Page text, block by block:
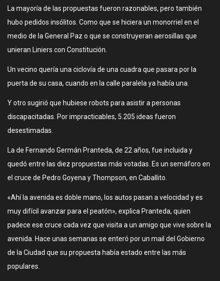
La mayoría de las propuestas fueron razonables, pero también
hubo pedidos insólitos. Como que se hiciera un monorriel en el
medio de la General Paz o que se construyeran aerosillas que
unieran Liniers con Constitución.
Un vecino quería una ciclovía de una cuadra que pasara por la
puerta de su casa, cuando en la calle paralela ya había una.
Y otro sugirió que hubiese robots para asistir a personas
discapacitadas. Por impracticables, 5.205 ideas fueron
desestimadas.
La de Fernando Germán Pranteda, de 22 años, fue incluida y
quedó entre las diez propuestas más votadas. Es un semáforo en
el cruce de Pedro Goyena y Thompson, en Caballito.
«Ahí la avenida es doble mano, los autos pasan a velocidad y es
muy difícil avanzar para el peatón», explica Pranteda, quien
padece ese cruce cada vez que visita a un amigo que vive sobre la
avenida. Hace unas semanas se enteró por un mail del Gobierno
de la Ciudad que su propuesta había estado entre las más
populares.